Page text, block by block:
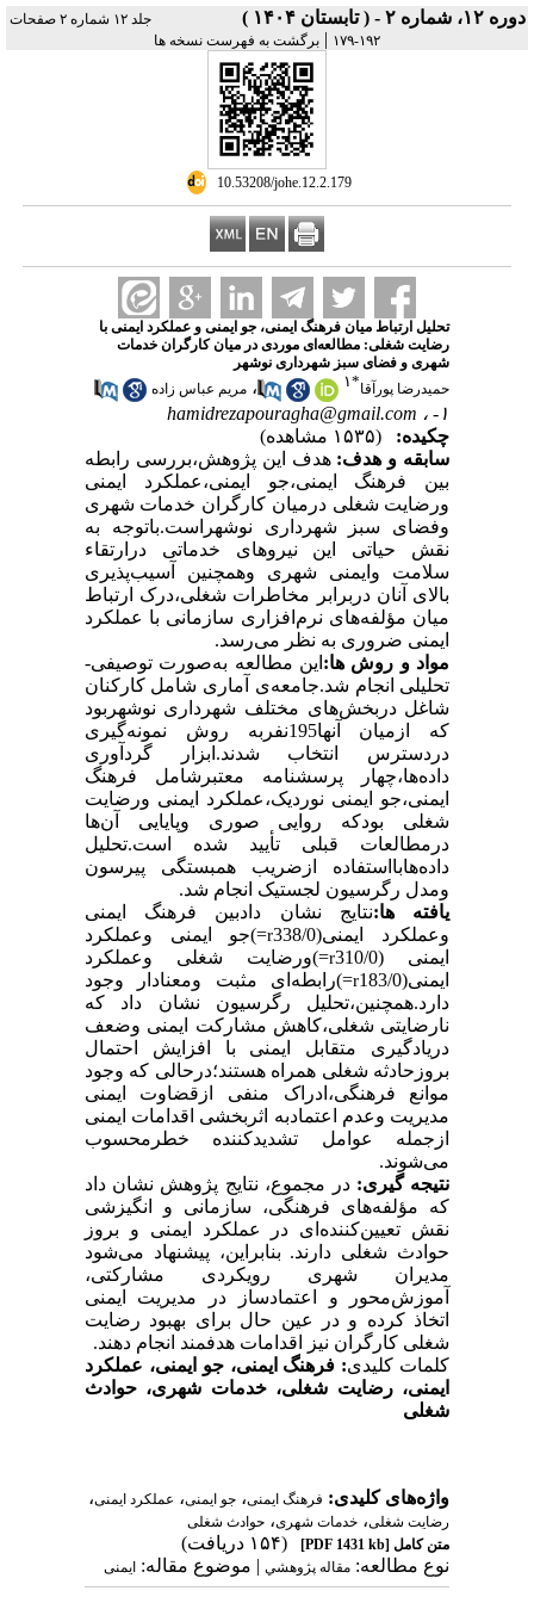
دوره ۱۲، شماره ۲ - ( تابستان ۱۴۰۴ )
جلد ۱۲ شماره ۲ صفحات
۱۹۲-۱۷۹
| برگشت به فهرست نسخه ها
‎ 10.53208/johe.12.2.179
تحلیل ارتباط میان فرهنگ ایمنی، جو ایمنی و عملکرد ایمنی با
رضایت شغلی: مطالعه‌ای موردی در میان کارگران خدمات
شهری و فضای سبز شهرداری نوشهر
حمیدرضا پورآقا*۱ ، مریم عباس زاده
۱- ،
hamidrezapouragha@gmail.com
چکیده:
(۱۵۳۵ مشاهده)
سابقه و هدف: هدف این پژوهش،بررسی رابطه
بین فرهنگ ایمنی،جو ایمنی،عملکرد ایمنی
ورضایت شغلی درمیان کارگران خدمات شهری
وفضای سبز شهرداری نوشهراست.باتوجه به
نقش حیاتی این نیروهای خدماتی درارتقاء
سلامت وایمنی شهری وهمچنین آسیب‌پذیری
بالای آنان دربرابر مخاطرات شغلی،درک ارتباط
میان مؤلفه‌های نرم‌افزاری سازمانی با عملکرد
ایمنی ضروری به نظر می‌رسد.
مواد و روش ها: این مطالعه به‌صورت توصیفی-
تحلیلی انجام شد.جامعهی
آماری شامل کارکنان
شاغل دربخش‌های مختلف شهرداری نوشهربود
که ازمیان آن­ها195نفربه روش نمونه‌گیری
دردسترس انتخاب شدند.ابزار گردآوری
داده‌ها،چهار پرسشنامه معتبرشامل فرهنگ
ایمنی،جو ایمنی نوردیک،عملکرد ایمنی ورضایت
شغلی بودکه روایی صوری وپایایی آن‌ها
درمطالعات قبلی تأیید شده است.تحلیل
داده‌هابااستفاده ازضریب همبستگی پیرسون
ومدل رگرسیون لجستیک انجام شد.
یافته ها:نتایج نشان دادبین فرهنگ ایمنی
وعملکرد ایمنی(338/0
r
=)جو ایمنی وعملکرد
ایمنی (310/0
r
=)ورضایت شغلی وعملکرد
ایمنی(183/0
r
=)رابطه‌ای مثبت ومعنادار وجود
دارد.همچنین،تحلیل رگرسیون نشان داد که
نارضایتی شغلی،کاهش مشارکت ایمنی وضعف
دریادگیری متقابل ایمنی با افزایش احتمال
بروزحادثه شغلی همراه هستند؛درحالی که وجود
موانع فرهنگی،ادراک منفی ازقضاوت ایمنی
مدیریت وعدم اعتمادبه اثربخشی اقدامات ایمنی
ازجمله عوامل تشدیدکننده خطرمحسوب
می‌شوند.
نتیجه گیری: در مجموع، نتایج پژوهش نشان داد
که مؤلفه‌های فرهنگی، سازمانی و انگیزشی
نقش تعیین‌کننده‌ای در عملکرد ایمنی و بروز
حوادث شغلی دارند. بنابراین، پیشنهاد می‌شود
مدیران شهری رویکردی مشارکتی،
آموزش‌محور و اعتمادساز در مدیریت ایمنی
اتخاذ کرده و در عین حال برای بهبود رضایت
شغلی کارگران نیز اقدامات هدفمند انجام دهند.
کلمات کلیدی: فرهنگ ایمنی، جو ایمنی، عملکرد
ایمنی، رضایت شغلی، خدمات شهری، حوادث
شغلی
واژه‌های کلیدی: فرهنگ ایمنی، جو ایمنی، عملکرد ایمنی،
رضایت شغلی، خدمات شهری، حوادث شغلی
متن کامل [PDF 1431 kb]
(۱۵۴ دریافت)
نوع مطالعه: مقاله پژوهشي| موضوع مقاله: ایمنی